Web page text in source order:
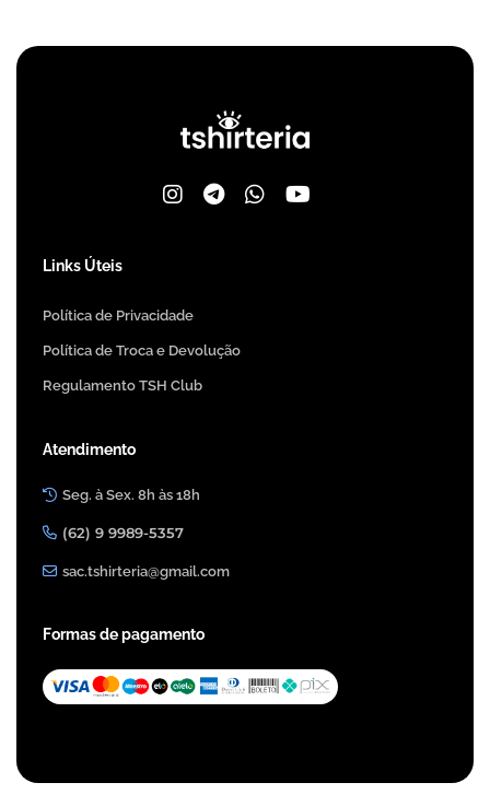
Links Úteis
Política de Privacidade
Política de Troca e Devolução
Regulamento TSH Club
Atendimento
Seg. à Sex. 8h às 18h
(62) 9 9989-5357
sac.tshirteria@gmail.com
Formas de pagamento